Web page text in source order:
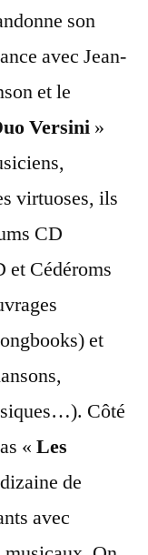
son
avec Jean-
et le
Versini »
virtuoses, ils
CD
Cédéroms
et
Côté
« Les
de
avec